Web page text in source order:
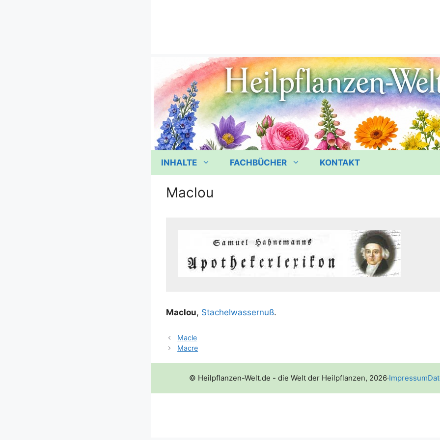
INHALTE FACHBÜCHER KONTAKT
Maclou
Maclou, Sta­chel­was­ser­nuß.
Macle
Macre
© Heilpflanzen-Welt.de - die Welt der Heilpflanzen, 2026·Impressum